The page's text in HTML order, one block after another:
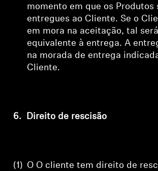
momento em que os Produtos
entregues ao Cliente. Se o
em mora na aceitação, tal
equivalente à entrega. A
na morada de entrega
Cliente.
6. Direito de rescisão
(1) O O cliente tem direito de